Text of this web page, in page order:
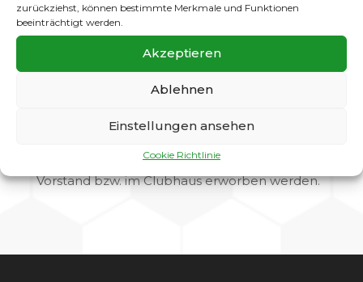
zurückziehst, können bestimmte Merkmale und Funktionen
beeinträchtigt werden.
Akzeptieren
Ablehnen
Einstellungen ansehen
Cookie Richtlinie
Stadion (Bosestr. 21) an.
In der nächsten Woche spielt Gatow I am
Donnerstag, 22.12.2016 ab 18.00 Uhr in der
Schöneberger Sporthalle die Vorrunde des
diesjährigen Landesliga-
Adlershofer BC, der BSC Rehberge, Concordia
Eintrittskarten können ab sofort über den
Vorstand bzw. im Clubhaus erworben werden.